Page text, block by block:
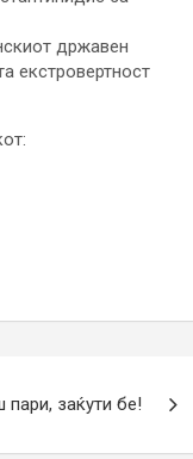
државен
екстровертност
пари, заќути бе!